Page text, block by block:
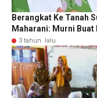
Berangkat Ke Tanah
Maharani: Murni
3 tahun lalu